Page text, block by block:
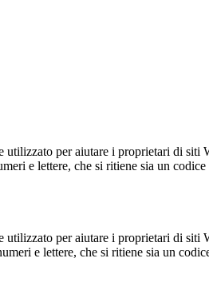
per aiutare i proprietari di siti
e lettere, che si ritiene sia un
per aiutare i proprietari di siti
e lettere, che si ritiene sia un